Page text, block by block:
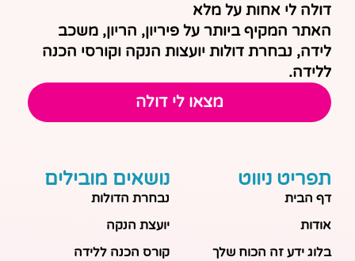
דולה לי אחות על מלא
האתר המקיף ביותר על פיריון, הריון, משכב
לידה, נבחרת דולות יועצות הנקה וקורסי הכנה
ללידה.
מצאו לי דולה
תפריט ניווט
דף הבית
אודות
בלוג ידע זה הכוח שלך
נושאים מובילים
נבחרת הדולות
יועצת הנקה
קורס הכנה ללידה